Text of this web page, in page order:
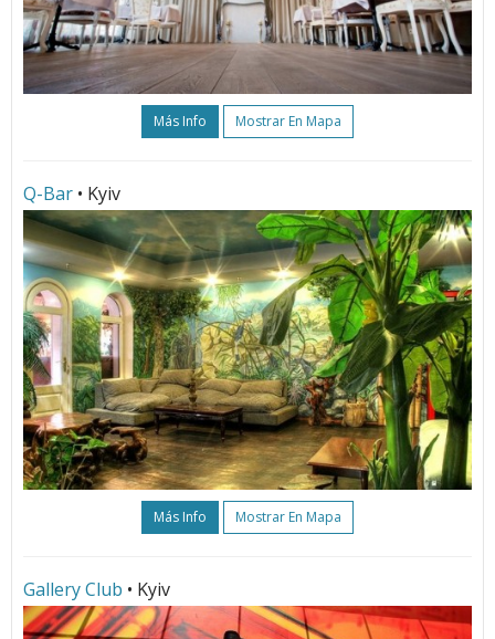
Más Info Mostrar En Mapa
Q-Bar • Kyiv
Más Info Mostrar En Mapa
Gallery Club • Kyiv